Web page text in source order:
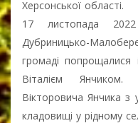
Херсонської області.
17 листопада
Дубриницько-
громаді попрощалися
Віталієм
Вікторовича Янчика з
кладовищі у рідному